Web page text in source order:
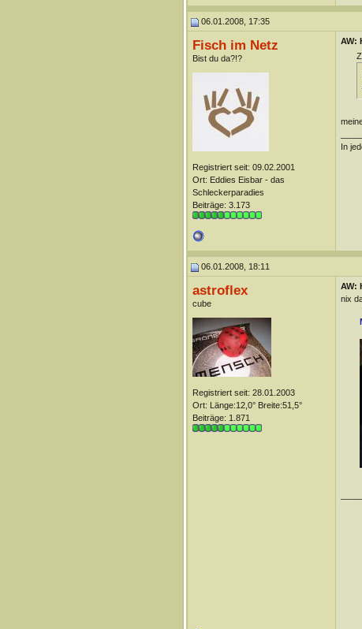
06.01.2008, 17:35
Fisch im Netz
Bist du da?!?
Registriert seit: 09.02.2001
Ort: Eddies Eisbar - das
Schleckerparadies
Beiträge: 3.173
AW:
In
06.01.2008, 18:11
astroflex
cube
Registriert seit: 28.01.2003
Ort: Länge:12,0° Breite:51,5°
Beiträge: 1.871
AW:
nix